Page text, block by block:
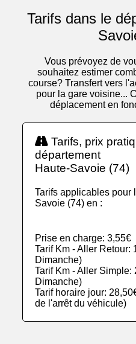
Tarifs dans le
Vous prévoyez de
souhaitez estimer
course? Transfert vers
pour la gare voisine...
déplacement en
Tarifs, prix
département
Haute-Savoie (74)
Tarifs applicables pour
Savoie (74) en :
Prise en charge: 3,55€
Tarif Km - Aller Retour:
Dimanche)
Tarif Km - Aller
Dimanche)
Tarif horaire jour:
de l'arrêt du véhicule)